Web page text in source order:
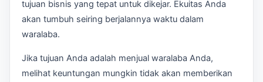
tujuan bisnis yang tepat untuk dikejar. Ekuitas Anda
akan tumbuh seiring berjalannya waktu dalam
waralaba.
Jika tujuan Anda adalah menjual waralaba Anda,
melihat keuntungan mungkin tidak akan memberikan